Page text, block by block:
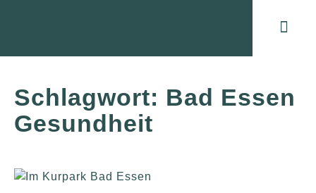
Schlagwort: Bad Essen
Gesundheit